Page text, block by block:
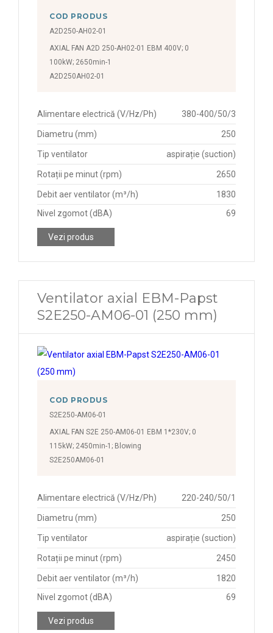
COD PRODUS
A2D250-AH02-01
AXIAL FAN A2D 250-AH02-01 EBM 400V; 0
100kW; 2650min-1
A2D250AH02-01
Alimentare electrică (V/Hz/Ph) 380-400/50/3
Diametru (mm) 250
Tip ventilator aspirație (suction)
Rotații pe minut (rpm) 2650
Debit aer ventilator (m³/h)
1830
Nivel zgomot (dBA)
69
Vezi produs
Ventilator axial EBM-Papst
S2E250-AM06-01 (250 mm)
COD PRODUS
S2E250-AM06-01
AXIAL FAN S2E 250-AM06-01 EBM 1*230V; 0
115kW; 2450min-1; Blowing
S2E250AM06-01
Alimentare electrică (V/Hz/Ph) 220-240/50/1
Diametru (mm) 250
Tip ventilator aspirație (suction)
Rotații pe minut (rpm) 2450
Debit aer ventilator (m³/h)
1820
Nivel zgomot (dBA)
69
Vezi produs